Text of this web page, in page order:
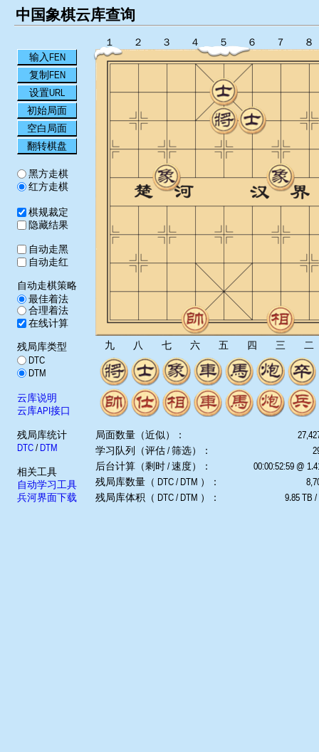
中国象棋云库查询
输入FEN
复制FEN
设置URL
初始局面
空白局面
翻转棋盘
黑方走棋
红方走棋
棋规裁定
隐藏结果
自动走黑
自动走红
自动走棋策略
最佳着法
合理着法
在线计算
残局库类型
DTC
DTM
云库说明
云库API接口
残局库统计
DTC/ DTM
相关工具
自动学习工具
兵河界面下载
１ ２ ３ ４ ５ ６ ７ ８
九 八 七 六 五 四 三 二
局面数量（近似）：
学习队列（评估 / 筛选）：
后台计算（剩时 / 速度）：
00:00:52:59 @
残局库数量（ DTC / DTM ）：
残局库体积（ DTC / DTM ）：
9.85 TB